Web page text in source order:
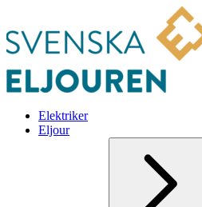
Elektriker
Eljour